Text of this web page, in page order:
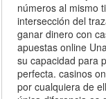
números al mismo
intersección del
ganar dinero con
apuestas online
su capacidad para
perfecta. casinos
por cualquiera de